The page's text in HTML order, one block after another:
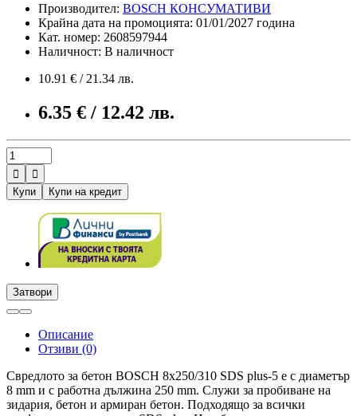
Производител: BOSCH КОНСУМАТИВИ
Крайна дата на промоцията: 01/01/2027 година
Кат. номер: 2608597944
Наличност: В наличност
10.91 € / 21.34 лв.
6.35 € / 12.42 лв.


Купи
Купи на кредит
Затвори
Описание
Отзиви (0)
Свредлото за бетон BOSCH 8x250/310 SDS plus-5 е с диаметър
8 mm и с работна дължина 250 mm. Служи за пробиване на
зидария, бетон и армиран бетон. Подходящо за всички